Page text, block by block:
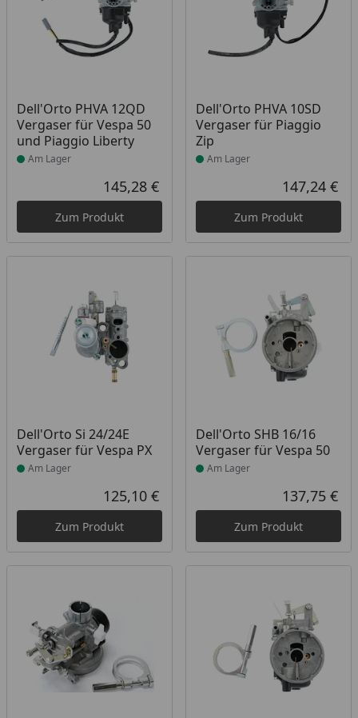
Dell'Orto PHVA 12QD
Vergaser für Vespa 50
und Piaggio Liberty
Produkt am Lager
Am Lager
Aktueller Preis
145,28 €
Zum Produkt
Dell'Orto PHVA 10SD
Vergaser für Piaggio
Zip
Produkt am Lager
Am Lager
147,24 €
Zum Produkt
Dell'Orto Si 24/24E
Vergaser für Vespa PX
Produkt am Lager
Am Lager
Aktueller Preis
125,10 €
Zum Produkt
Dell'Orto SHB 16/16
Vergaser für Vespa 50
Produkt am Lager
Am Lager
137,75 €
Zum Produkt